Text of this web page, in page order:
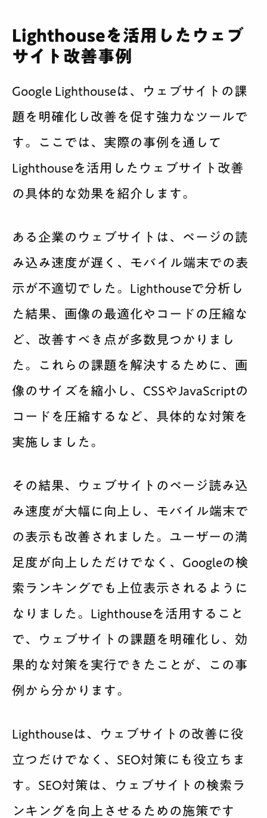
Lighthouseを活用したウェブ
サイト改善事例
Google Lighthouseは、ウェブサイトの課
題を明確化し改善を促す強力なツールで
す。ここでは、実際の事例を通して
Lighthouseを活用したウェブサイト改善
の具体的な効果を紹介します。
ある企業のウェブサイトは、ページの読
み込み速度が遅く、モバイル端末での表
示が不適切でした。Lighthouseで分析し
た結果、画像の最適化やコードの圧縮な
ど、改善すべき点が多数見つかりまし
た。これらの課題を解決するために、画
像のサイズを縮小し、CSSやJavaScriptの
コードを圧縮するなど、具体的な対策を
実施しました。
その結果、ウェブサイトのページ読み込
み速度が大幅に向上し、モバイル端末で
の表示も改善されました。ユーザーの満
足度が向上しただけでなく、Googleの検
索ランキングでも上位表示されるように
なりました。Lighthouseを活用すること
で、ウェブサイトの課題を明確化し、効
果的な対策を実行できたことが、この事
例から分かります。
Lighthouseは、ウェブサイトの改善に役
立つだけでなく、SEO対策にも役立ちま
す。SEO対策は、ウェブサイトの検索ラ
ンキングを向上させるための施策です